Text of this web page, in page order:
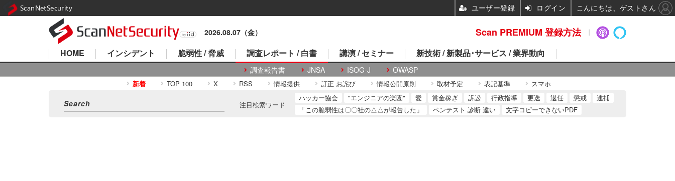
2026.08.07（金）
HOME インシデント 脆弱性 / 脅威 調査レポート / 白書
調査報告書 JNSA ISOG-J OWASP
講演 / セミナー 新技術 / 新製品･サービス / 業界動向
新着 TOP 100 X RSS 情報提供 訂正 お詫び 情報公開原則 取材予定 表記基準 スマホ
注目検索ワード
ハッカー協会 "エンジニアの楽園" 愛 賞金稼ぎ 訴訟 行政指導 更迭 退任 懲戒
逮捕
「この脆弱性は〇〇社の△△が報告した」
ペンテスト 診断 違い 文字コピーできないPDF
Scan PREMIUM 登録方法
ScanNetSecurity ユーザー登録 ログイン こんにちは、ゲストさん